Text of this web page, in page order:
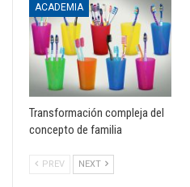
ACADEMIA
Transformación compleja del
concepto de familia
PREV NEXT